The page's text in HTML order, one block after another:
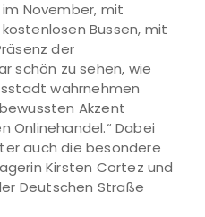
November, mit
Bussen, mit
der
schön zu sehen, wie
wahrnehmen
Akzent
Onlinehandel.“ Dabei
auch die besondere
Kirsten Cortez und
Deutschen Straße